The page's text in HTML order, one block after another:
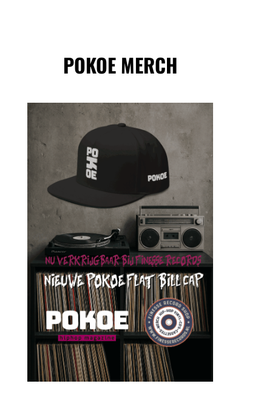
POKOE MERCH